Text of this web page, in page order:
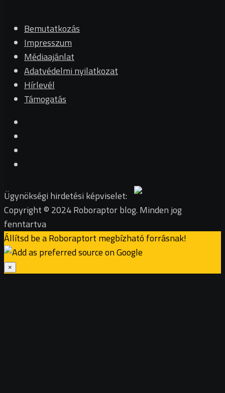
Bemutatkozás
Impresszum
Médiaajánlat
Adatvédelmi nyilatkozat
Hírlevél
Támogatás
Ügynökségi hirdetési képviselet:
Copyright © 2024 Roboraptor blog. Minden jog
fenntartva
Állítsd be a Roboraptort megbízható forrásnak!
×